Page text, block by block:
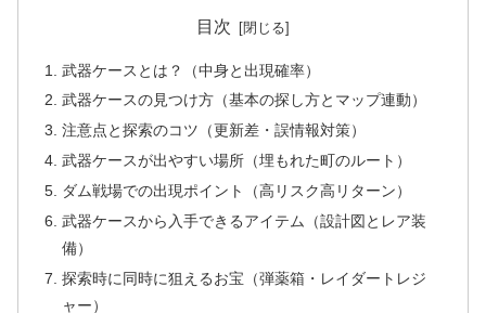
目次
武器ケースとは？（中身と出現確率）
武器ケースの見つけ方（基本の探し方とマップ連動）
注意点と探索のコツ（更新差・誤情報対策）
武器ケースが出やすい場所（埋もれた町のルート）
ダム戦場での出現ポイント（高リスク高リターン）
武器ケースから入手できるアイテム（設計図とレア装
備）
探索時に同時に狙えるお宝（弾薬箱・レイダートレジ
ャー）